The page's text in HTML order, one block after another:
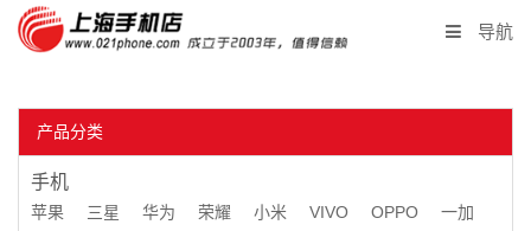
导航
二手回收
产品分类
手机
苹果 三星 华为 荣耀 小米 VIVO OPPO
一加